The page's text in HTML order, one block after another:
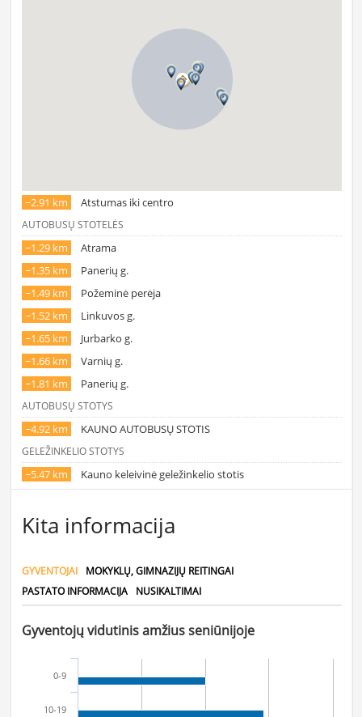
~2.91 km Atstumas iki centro
AUTOBUSŲ STOTELĖS
~1.29 km
Atrama
~1.35 km
Panerių g.
~1.49 km
Požeminė perėja
~1.52 km
Linkuvos g.
~1.65 km
Jurbarko g.
~1.66 km
Varnių g.
~1.81 km
Panerių g.
AUTOBUSŲ STOTYS
~4.92 km KAUNO AUTOBUSŲ STOTIS
GELEŽINKELIO STOTYS
~5.47 km Kauno keleivinė geležinkelio stotis
Kita informacija
GYVENTOJAI
MOKYKLŲ, GIMNAZIJŲ REITINGAI
PASTATO INFORMACIJA
NUSIKALTIMAI
Gyventojų vidutinis amžius seniūnijoje
0-9
10-19